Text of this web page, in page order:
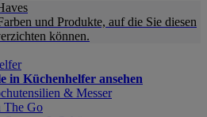
und Produkte, auf die Sie diesen
können.
in Küchenhelfer ansehen
& Messer
The Go